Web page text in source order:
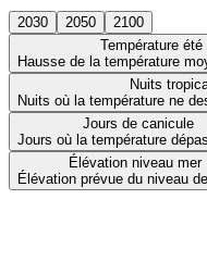
2030 2050
2100
Température été
Hausse de la température
Nuits
Nuits où la température ne
Jours de canicule
Jours où la température
Élévation niveau mer
Élévation prévue du niveau